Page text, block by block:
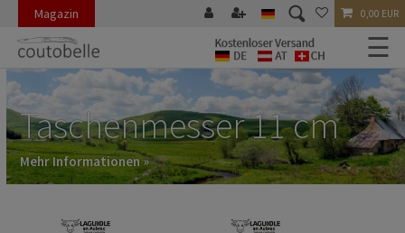
Magazin 0,00 EUR
☰
Taschenmesser 11 cm
Mehr Informationen »